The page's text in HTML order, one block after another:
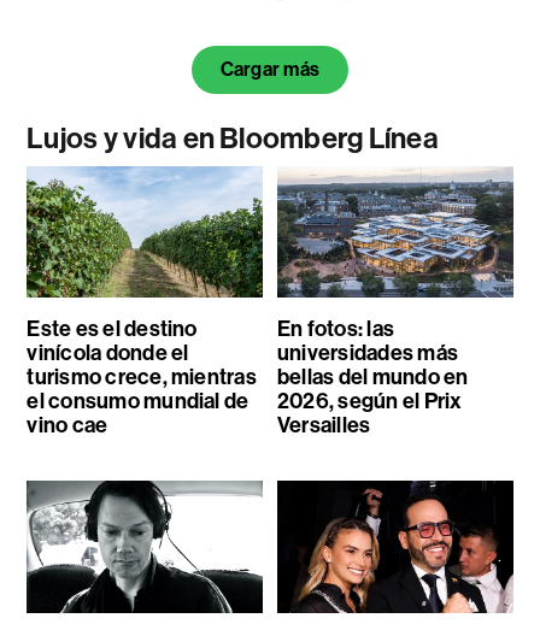
Cargar más
Lujos y vida en Bloomberg Línea
Este es el destino
vinícola donde el
turismo crece, mientras
el consumo mundial de
vino cae
En fotos: las
universidades más
bellas del mundo en
2026, según el Prix
Versailles